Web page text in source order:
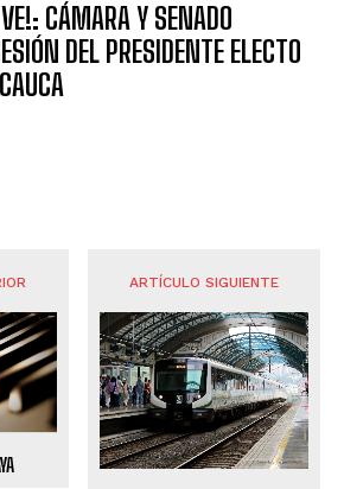
CÁMARA Y SENADO
DEL PRESIDENTE ELECTO
ARTÍCULO SIGUIENTE